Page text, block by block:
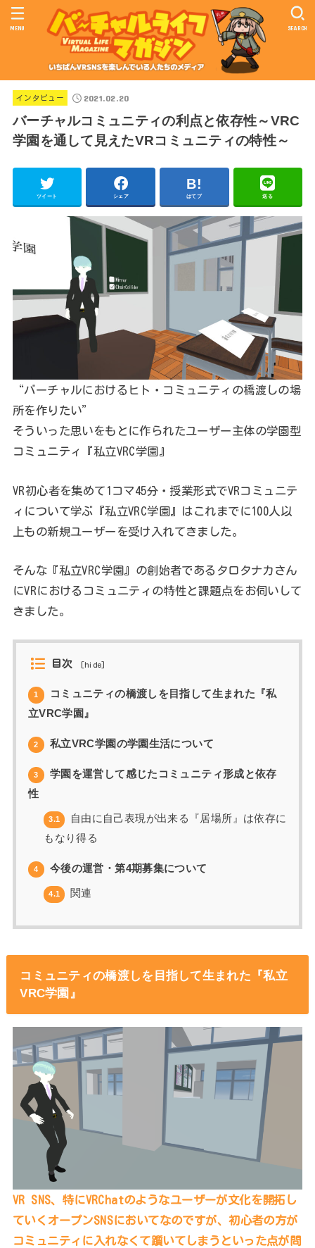
SEARCH
MENU
インタビュー 2021.02.20
バーチャルコミュニティの利点と依存性～VRC
学園を通して見えたVRコミュニティの特性～
ツイート シェア はてブ 送る
“バーチャルにおけるヒト・コミュニティの橋渡しの場
所を作りたい”
そういった思いをもとに作られたユーザー主体の学園型
コミュニティ『私立VRC学園』
VR初心者を集めて1コマ45分・授業形式でVRコミュニテ
ィについて学ぶ『私立VRC学園』はこれまでに100人以
上もの新規ユーザーを受け入れてきました。
そんな『私立VRC学園』の創始者であるタロタナカさん
にVRにおけるコミュニティの特性と課題点をお伺いして
きました。
目次 hide
1
コミュニティの橋渡しを目指して生まれた『私
立VRC学園』
2 私立VRC学園の学園生活について
3
学園を運営して感じたコミュニティ形成と依存
性
3.1
自由に自己表現が出来る『居場所』は依存に
もなり得る
4 今後の運営・第4期募集について
4.1 関連
コミュニティの橋渡しを目指して生まれた『私立
VRC学園』
VR SNS、特にVRChatのようなユーザーが文化を開拓し
ていくオープンSNSにおいてなのですが、初心者の方が
コミュニティに入れなくて躓いてしまうといった点が問